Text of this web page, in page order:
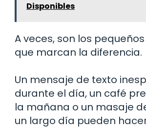
Disponibles
A veces, son los
que marcan la diferencia.
Un mensaje de texto
durante el día, un café
la mañana o un masaje
un largo día pueden